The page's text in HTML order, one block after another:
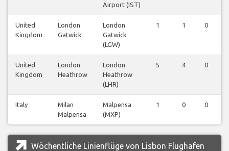
Airport (IST)
United
Kingdom
London
Gatwick
London
Gatwick
(LGW)
1 1 0
United
Kingdom
London
Heathrow
London
Heathrow
(LHR)
5 4 0
Italy
Milan
Malpensa
Malpensa
(MXP)
1 0 0
Wöchentliche Linienflüge von Lisbon Flughafen